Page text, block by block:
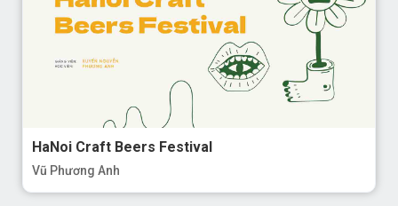
HaNoi Craft Beers Festival
Vũ Phương Anh